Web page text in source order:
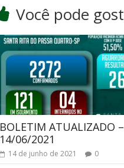
Você pode
BOLETIM ATUALIZADO –
14/06/2021
14 de junho de 2021 0